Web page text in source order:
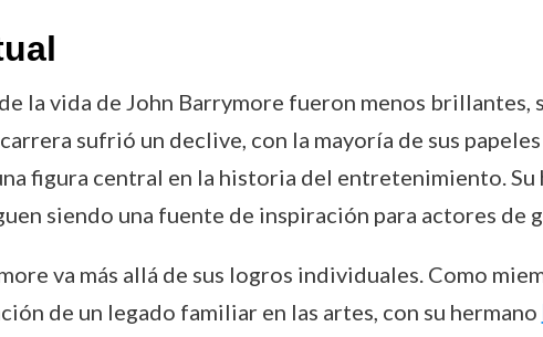
la vida de John Barrymore fueron menos brillantes,
sufrió un declive, con la mayoría de sus
figura central en la historia del entretenimiento.
siendo una fuente de inspiración para actores de
va más allá de sus logros individuales. Como
de un legado familiar en las artes, con su hermano